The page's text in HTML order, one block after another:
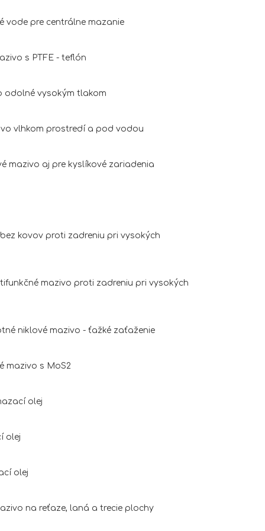
vode pre centrálne mazanie
s PTFE - teflón
odolné vysokým tlakom
vlhkom prostredí a pod vodou
mazivo aj pre kyslíkové zariadenia
kovov proti zadreniu pri vysokých
mazivo proti zadreniu pri vysokých
niklové mazivo - ťažké zaťaženie
mazivo s MoS2
olej
olej
olej
na reťaze, laná a trecie plochy